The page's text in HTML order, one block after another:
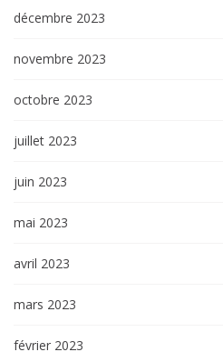
décembre 2023
novembre 2023
octobre 2023
juillet 2023
juin 2023
mai 2023
avril 2023
mars 2023
février 2023